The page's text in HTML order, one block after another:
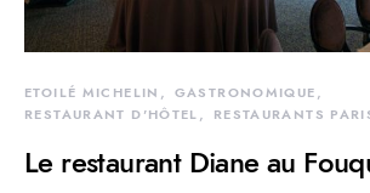
ETOILÉ MICHELIN
GASTRONOMIQUE
RESTAURANT D'HÔTEL
RESTAURANTS
Le restaurant Diane au